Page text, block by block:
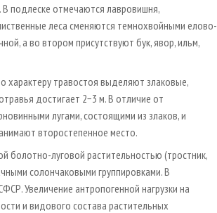
подлеске отмечаются лавровишня,
леса сменяются темнохвойными елово-
а во втором присутствуют бук, явор, ильм,
характеру травостоя выделяют злаковые,
достигает 2−3 м. В отличие от
лугами, состоящими из злаков, и
второстепенное место.
болотно-луговой растительностью (тростник,
солончаковыми группировками. В
Увеличение антропогенной нагрузки на
и видового состава растительных